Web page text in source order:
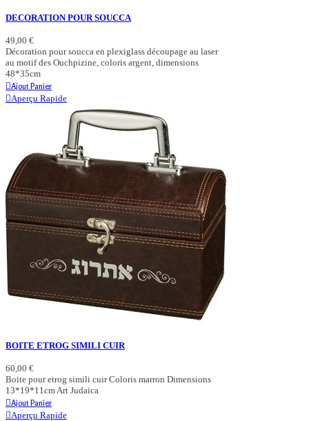
DECORATION POUR SOUCCA
49,00 €
Décoration pour soucca en plexiglass découpage au laser
au motif des Ouchpizine, coloris argent, dimensions
48*35cm
Ajout Panier
Aperçu Rapide
BOITE ETROG SIMILI CUIR
60,00 €
Boite pour etrog simili cuir Coloris marron Dimensions
13*19*11cm Art Judaica
Ajout Panier
Aperçu Rapide